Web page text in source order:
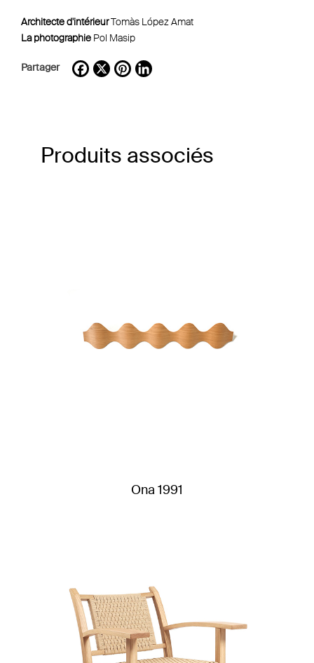
Architecte d'intérieurTomàs López Amat
La photographie Pol Masip
Partager Facebook
X Pinterest
Produits associés
Ona 1991